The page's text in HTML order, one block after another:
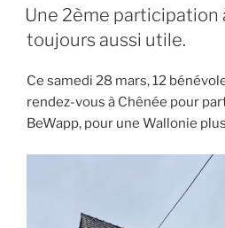
LE
Une 2ème participation
toujours aussi utile.
Ce samedi 28 mars, 12
rendez-vous à Chênée pour
BeWapp, pour une Wallonie